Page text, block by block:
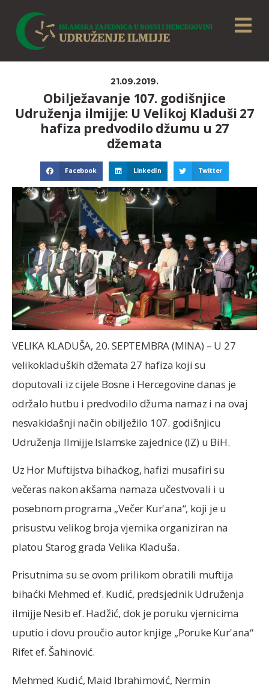
21.09.2019.
Obilježavanje 107. godišnjice
Udruženja ilmijje: U Velikoj Kladuši 27
hafiza predvodilo džumu u 27
džemata
Facebook LinkedIn Twitter
VELIKA KLADUŠA, 20. SEPTEMBRA (MINA) – U 27
velikokladuških džemata 27 hafiza koji su
doputovali iz cijele Bosne i Hercegovine danas je
održalo hutbu i predvodilo džuma namaz i na ovaj
nesvakidašnji način obilježilo 107. godišnjicu
Udruženja Ilmijje Islamske zajednice (IZ) u BiH.
Uz Hor Muftijstva bihaćkog, hafizi musafiri su
večeras nakon akšama namaza učestvovali i u
posebnom programa „Večer Kur'ana“, koji je u
prisustvu velikog broja vjernika organiziran na
platou Starog grada Velika Kladuša.
Prisutnima su se ovom prilikom obratili muftija
bihaćki Mehmed ef. Kudić, predsjednik Udruženja
ilmijje Nesib ef. Hadžić, dok je poruku vjernicima
uputio i dovu proučio autor knjige „Poruke Kur'ana“
Rifet ef. Šahinović.
Mehmed Kudić, Maid Ibrahimović, Nermin